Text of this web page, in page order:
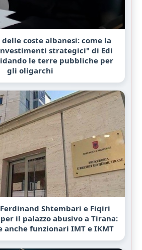
coste albanesi: come la
strategici" di Edi
le terre pubbliche per
gli oligarchi
Shtembari e Fiqiri
il palazzo abusivo a Tirana:
funzionari IMT e IKMT